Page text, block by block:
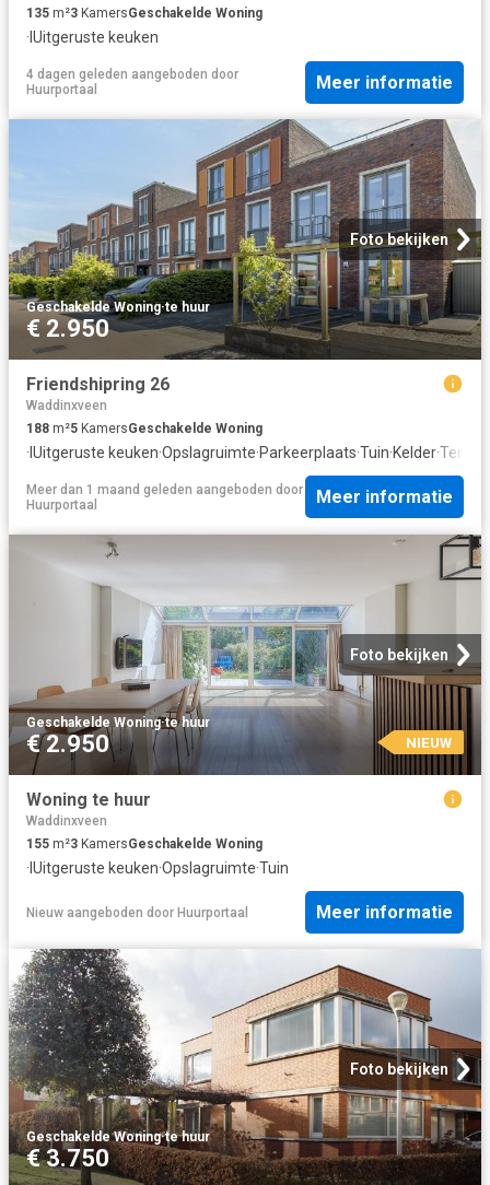
135 m²3 KamersGeschakelde Woning
· IUitgeruste keuken
4 dagen geleden aangeboden door
Huurportaal
Meer informatie
Foto bekijken
Geschakelde Woning·te huur
€ 2.950
Friendshipring 26
Waddinxveen
188 m²5 KamersGeschakelde Woning
· IUitgeruste keuken·Opslagruimte·Parkeerplaats·Tuin·Kelder·Terras
Meer dan 1 maand geleden aangeboden door
Huurportaal
Meer informatie
Foto bekijken
Geschakelde Woning·te huur
€ 2.950 NIEUW
Woning te huur
Waddinxveen
155 m²3 KamersGeschakelde Woning
· IUitgeruste keuken·Opslagruimte·Tuin
Nieuw aangeboden door Huurportaal Meer informatie
Foto bekijken
Geschakelde Woning·te huur
€ 3.750